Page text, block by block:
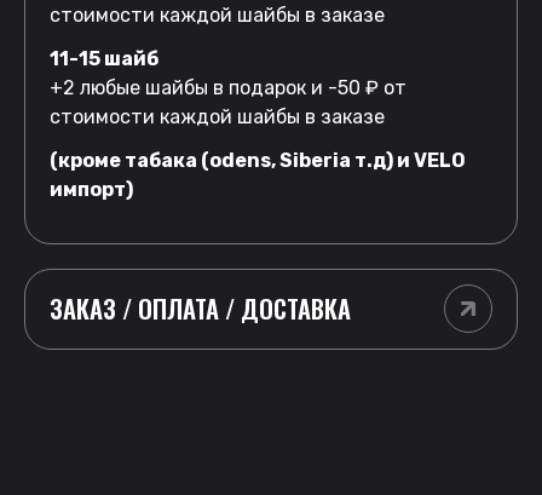
стоимости каждой шайбы в заказе
11-15 шайб
+2 любые шайбы в подарок и -50 ₽ от
стоимости каждой шайбы в заказе
(кроме табака (odens, Siberia т.д) и VELO
импорт)
ЗАКАЗ / ОПЛАТА / ДОСТАВКА